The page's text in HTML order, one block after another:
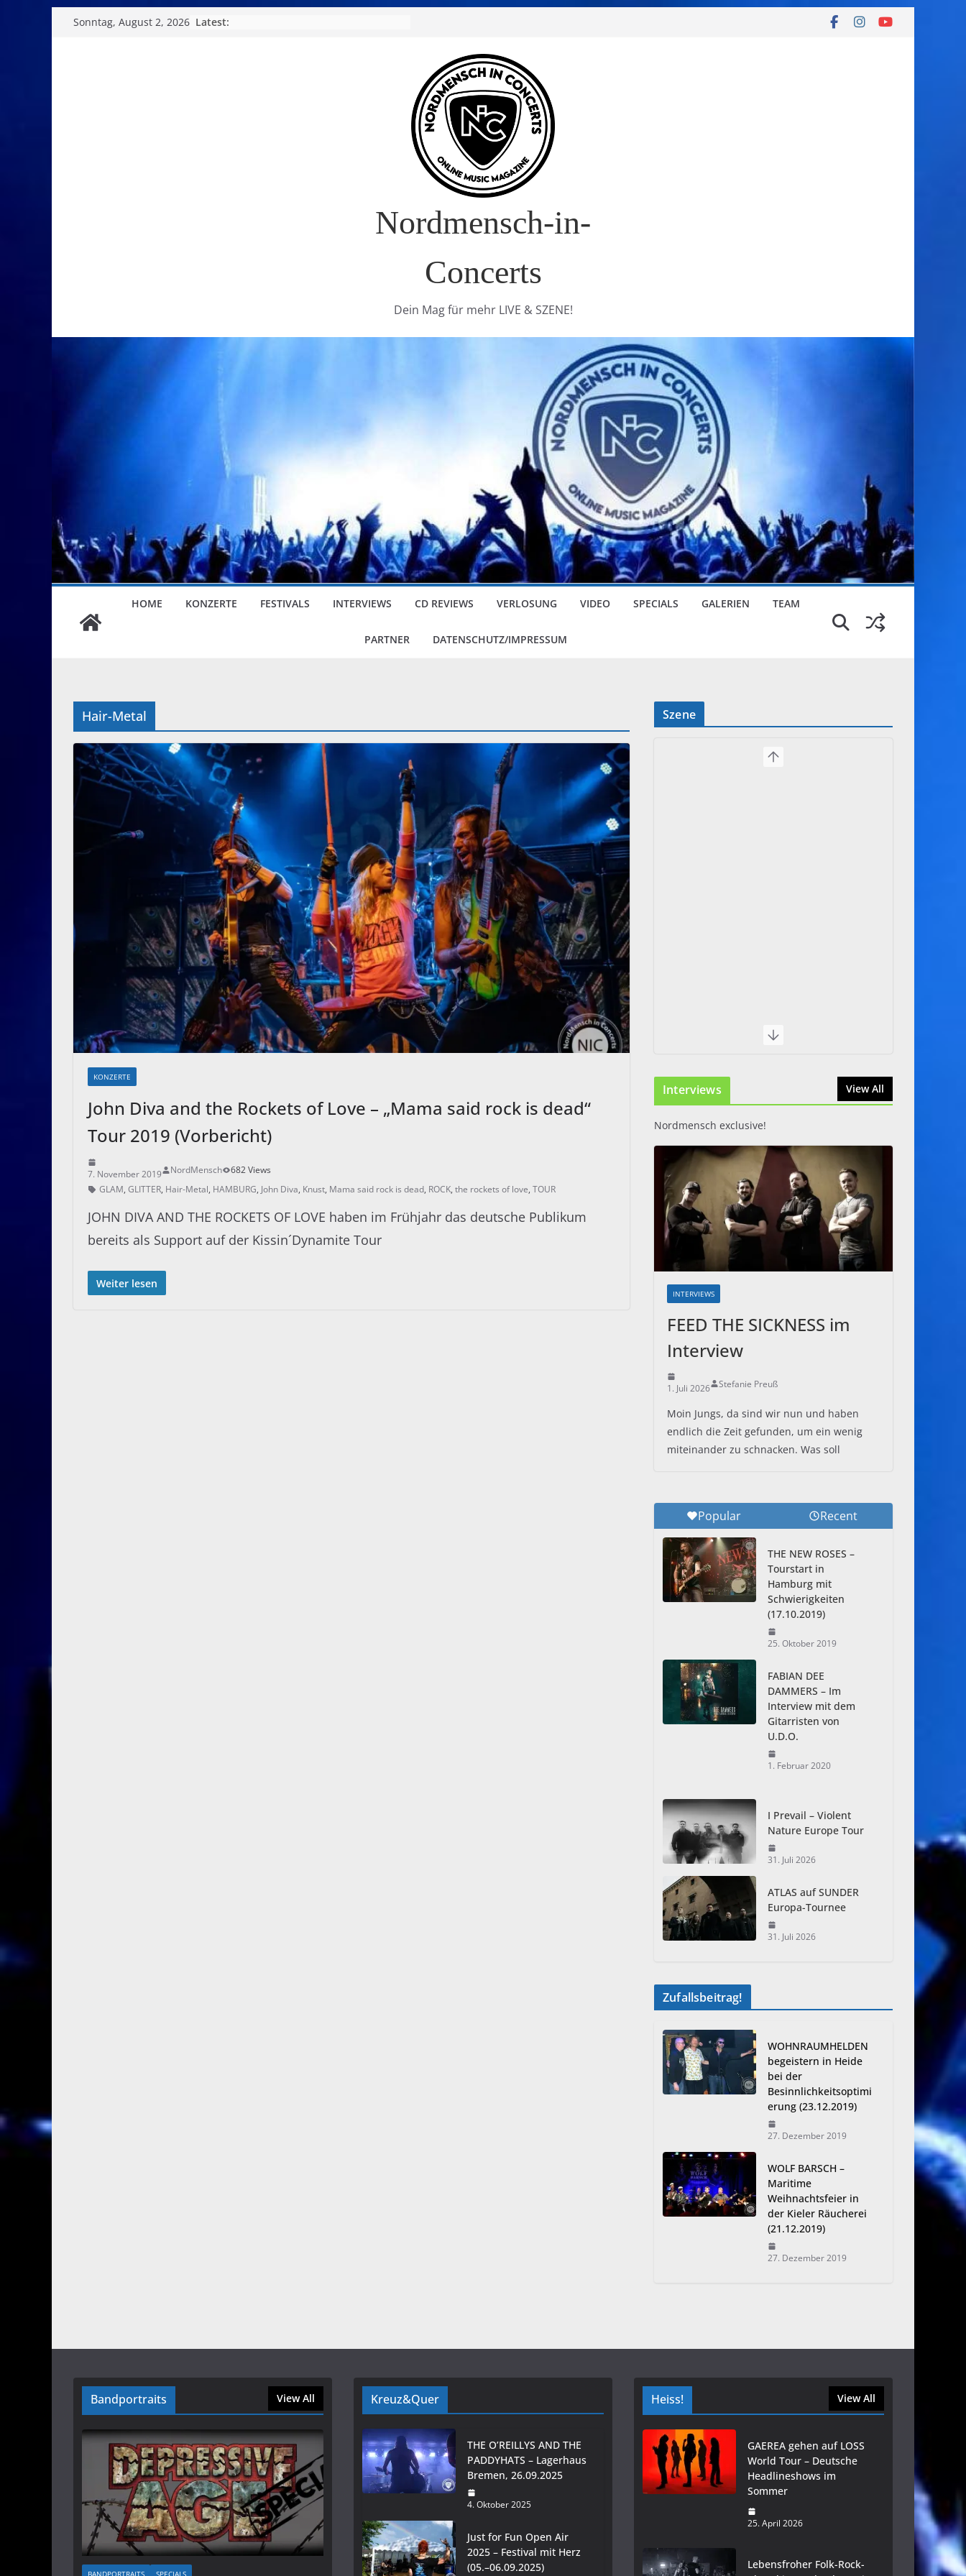
SkipSonntag, August 2, 2026 Latest:
Nordmensch-in-
Concerts
Dein Mag für mehr LIVE & SZENE!
HOME KONZERTE FESTIVALS INTERVIEWS CD REVIEWS VERLOSUNG VIDEO SPECIALS GALERIEN TEAM
PARTNER DATENSCHUTZ/IMPRESSUM
Hair-Metal
KONZERTE
John Diva and the Rockets of Love – „Mama said rock is dead“
Tour 2019 (Vorbericht)
7. November 2019 NordMensch
682 Views
GLAM, GLITTER, Hair-Metal, HAMBURG, John Diva, Knust, Mama said rock is dead, ROCK, the rockets of love, TOUR
JOHN DIVA AND THE ROCKETS OF LOVE haben im Frühjahr das deutsche Publikum
bereits als Support auf der Kissin´Dynamite Tour
Weiter lesen
Szene
Interviews View All
Nordmensch exclusive!
INTERVIEWS
FEED THE SICKNESS im
Interview
1. Juli 2026 Stefanie Preuß
Moin Jungs, da sind wir nun und haben
endlich die Zeit gefunden, um ein wenig
miteinander zu schnacken. Was soll
Popular Recent
THE NEW ROSES –
Tourstart in
Hamburg mit
Schwierigkeiten
(17.10.2019)
25. Oktober 2019
FABIAN DEE
DAMMERS – Im
Interview mit dem
Gitarristen von
U.D.O.
1. Februar 2020
I Prevail – Violent
Nature Europe Tour
31. Juli 2026
ATLAS auf SUNDER
Europa-Tournee
31. Juli 2026
Zufallsbeitrag!
WOHNRAUMHELDEN
begeistern in Heide
bei der
Besinnlichkeitsoptimi
erung (23.12.2019)
27. Dezember 2019
WOLF BARSCH –
Maritime
Weihnachtsfeier in
der Kieler Räucherei
(21.12.2019)
27. Dezember 2019
Bandportraits View All Kreuz&Quer
THE O’REILLYS AND THE
PADDYHATS – Lagerhaus
Bremen, 26.09.2025
4. Oktober 2025
Just for Fun Open Air
2025 – Festival mit Herz
(05.–06.09.2025)
Heiss! View All
GAEREA gehen auf LOSS
World Tour – Deutsche
Headlineshows im
Sommer
25. April 2026
Lebensfroher Folk-Rock-